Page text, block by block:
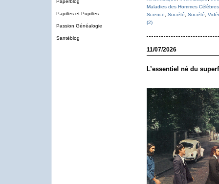
Paperblog
Papilles et Pupilles
Passion Généalogie
Santéblog
Maladies des Hommes Célèbres
Science
Société Société
(2)
11/07/2026
L’essentiel né du